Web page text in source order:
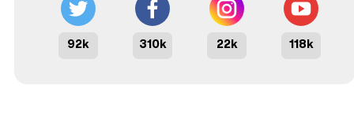
92k 310k 22k 118k